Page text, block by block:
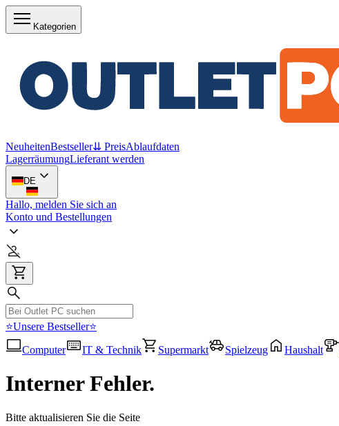
Kategorien
NeuheitenBestseller⇊ PreisAblaufdaten
LagerräumungLieferant werden
DE
Hallo, melden Sie sich an
Konto und Bestellungen
⭐Unsere Bestseller⭐
Computer
IT & Technik Supermarkt Spielzeug Haushalt
Interner Fehler.
Bitte aktualisieren Sie die Seite